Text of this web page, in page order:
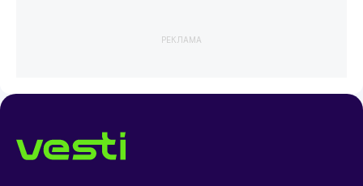
РЕКЛАМА